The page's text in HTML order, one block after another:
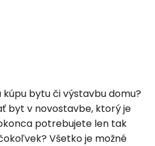
bytu či výstavbu domu?
byt v novostavbe, ktorý je
potrebujete len tak
Všetko je možné